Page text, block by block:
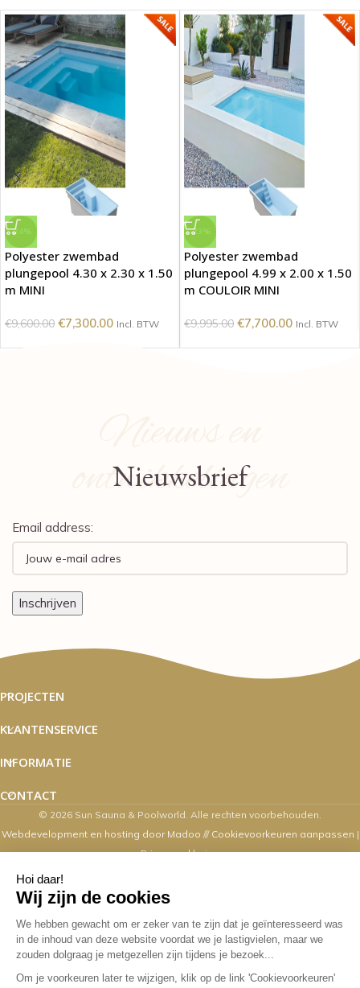
-24%
Polyester zwembad
plungepool 4.30 x 2.30 x 1.50
m MINI
€9,600.00 €7,300.00 Incl. BTW
-23%
Polyester zwembad
plungepool 4.99 x 2.00 x 1.50
m COULOIR MINI
€9,995.00 €7,700.00 Incl. BTW
Nieuws en
ontwikkelingen
Nieuwsbrief
Email address:
PROJECTEN
KLANTENSERVICE
INFORMATIE
CONTACT
© 2026 Sun Sauna & Poolworld. Alle rechten voorbehouden.
Webdevelopment en hosting door Madoo /// Cookievoorkeuren aanpassen |
Privacyverklaring
Zaterdag's zijn wij van 10.00 t/m 16.00
uur geopend
Overige dagen mogelijk op afspraak. Contact via email,
webshop, whatsapp en telefonisch kan op alle